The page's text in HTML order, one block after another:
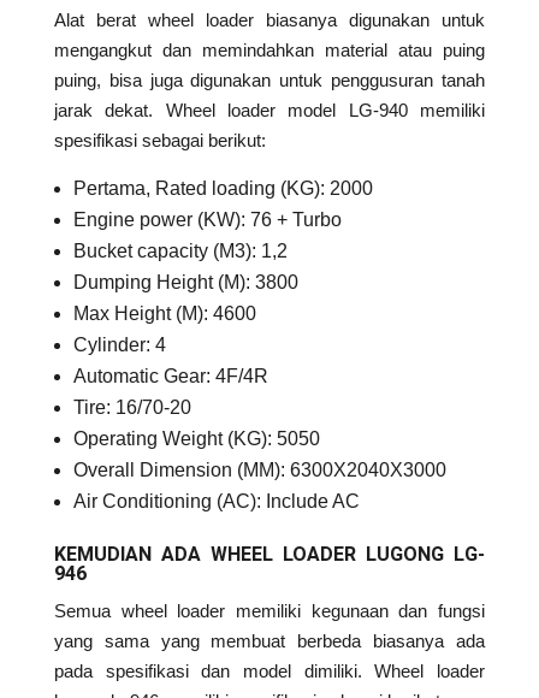
Alat berat wheel loader biasanya digunakan untuk
mengangkut dan memindahkan material atau puing
puing, bisa juga digunakan untuk penggusuran tanah
jarak dekat. Wheel loader model LG-940 memiliki
spesifikasi sebagai berikut:
Pertama, Rated loading (KG): 2000
Engine power (KW): 76 + Turbo
Bucket capacity (M3): 1,2
Dumping Height (M): 3800
Max Height (M): 4600
Cylinder: 4
Automatic Gear: 4F/4R
Tire: 16/70-20
Operating Weight (KG): 5050
Overall Dimension (MM): 6300X2040X3000
Air Conditioning (AC): Include AC
KEMUDIAN ADA WHEEL LOADER LUGONG LG-
946
Semua wheel loader memiliki kegunaan dan fungsi
yang sama yang membuat berbeda biasanya ada
pada spesifikasi dan model dimiliki. Wheel loader